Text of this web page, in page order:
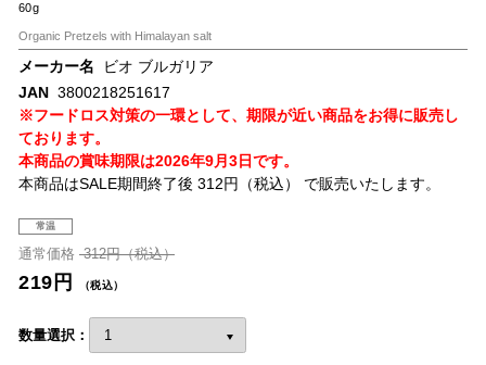
60g
Organic Pretzels with Himalayan salt
メーカー名
ビオ ブルガリア
JAN 3800218251617
※フードロス対策の一環として、期限が近い商品をお得に販売し
ております。
本商品の賞味期限は2026年9月3日です。
本商品はSALE期間終了後 312円（税込） で販売いたします。
常温
通常価格 312円（税込）
219円 （税込）
数量選択：